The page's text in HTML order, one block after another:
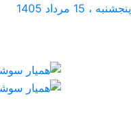
پنجشنبه ، 15 مرداد 1405